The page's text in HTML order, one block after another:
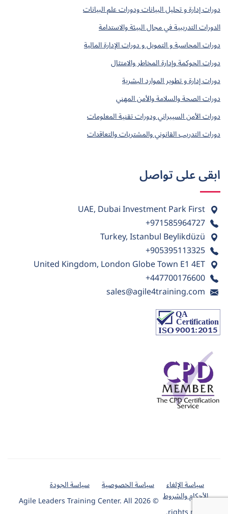
دورات إدارة و تحليل البيانات ودورات علم البيانات
الدورات التدريبية في مجال البيئة والاستدامة
دورات المحاسبة و التمويل و دورات الإدارة المالية
دورات الحوكمة وإدارة المخاطر والامتثال
دورات إدارة و تطوير الموارد البشرية
دورات الصحة والسلامة والأمن المهني
دورات الأمن السيبراني ودورات تقنية المعلومات
دورات التدريب القانوني والمشتريات والتعاقدات
ابقى على تواصل
UAE, Dubai Investment Park First
+971585964727
Turkey, Istanbul Beylikdüzü
+905395113325
United Kingdom, London Globe Town E1 4ET
+447700176600
sales@agile4training.com
سياسة الإلغاء سياسة الخصوصية سياسة الجودة
الأحكام والشروط © 2026 Agile Leaders Training Center. All